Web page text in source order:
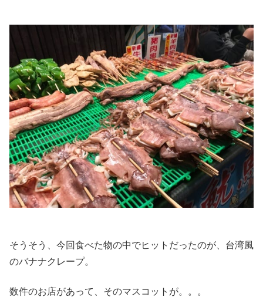
そうそう、今回食べた物の中でヒットだったのが、台湾風
のバナナクレープ。
数件のお店があって、そのマスコットが。。。